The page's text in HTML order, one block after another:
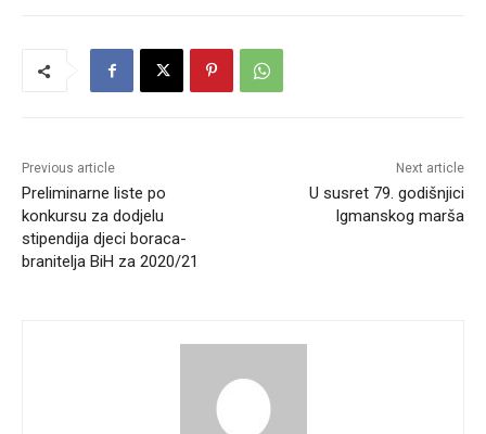
Previous article
Preliminarne liste po
konkursu za dodjelu
stipendija djeci boraca-
branitelja BiH za 2020/21
Next article
U susret 79. godišnjici
Igmanskog marša